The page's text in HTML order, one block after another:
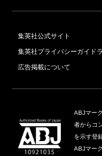
集英社公式サイト
集英社プライバシーガイド
広告掲載について
ABJマー
者からコ
を示す登
ABJマー